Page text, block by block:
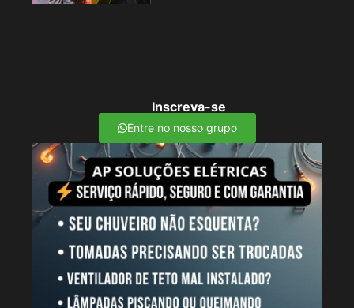
Inscreva-se
Entre no nosso grupo